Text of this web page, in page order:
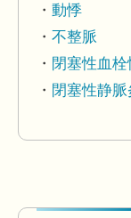
動悸
不整脈
閉塞性血
閉塞性静脈